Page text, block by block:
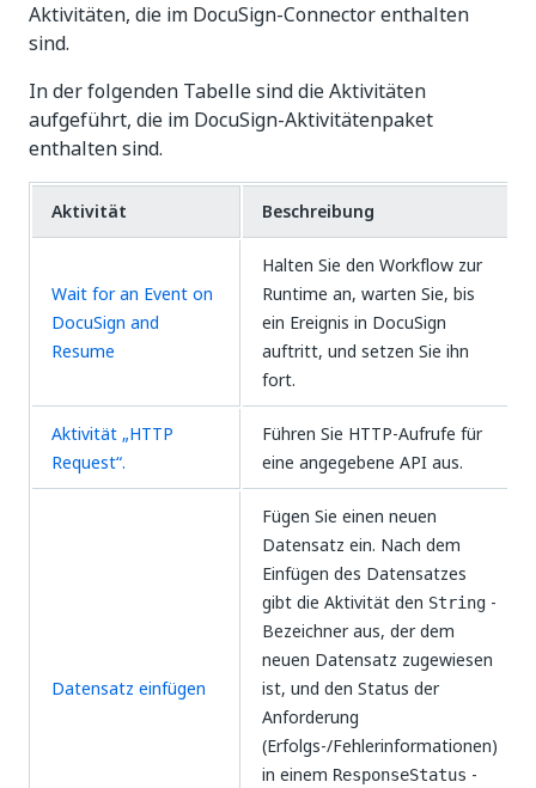
Aktivitäten, die im DocuSign-Connector enthalten
sind.
In der folgenden Tabelle sind die Aktivitäten
aufgeführt, die im DocuSign-Aktivitätenpaket
enthalten sind.
Aktivität Beschreibung
Wait for an Event on
DocuSign and
Resume
Halten Sie den Workflow zur
Runtime an, warten Sie, bis
ein Ereignis in DocuSign
auftritt, und setzen Sie ihn
fort.
Aktivität „HTTP
Request“.
Führen Sie HTTP-Aufrufe für
eine angegebene API aus.
Datensatz einfügen
Fügen Sie einen neuen
Datensatz ein. Nach dem
Einfügen des Datensatzes
gibt die Aktivität den String -
Bezeichner aus, der dem
neuen Datensatz zugewiesen
ist, und den Status der
Anforderung
(Erfolgs-/Fehlerinformationen)
in einem ResponseStatus -